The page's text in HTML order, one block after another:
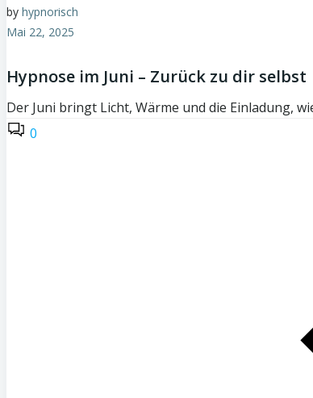
by hypnorisch
Mai 22, 2025
Hypnose im Juni – Zurück zu dir selbst
Der Juni bringt Licht, Wärme und die Einladung,
0